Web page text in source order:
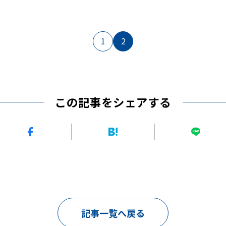
1 2
この記事をシェアする
記事一覧へ戻る